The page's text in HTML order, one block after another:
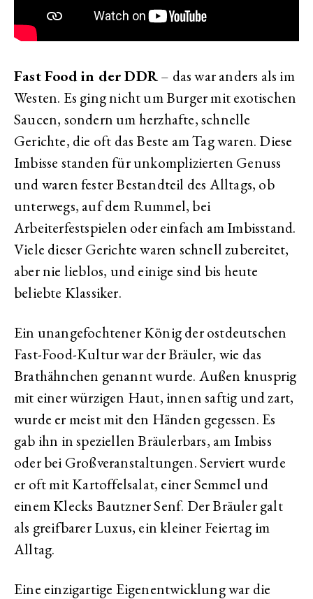
Fast Food in der DDR– das war anders als im
Westen. Es ging nicht um Burger mit exotischen
Saucen, sondern um herzhafte, schnelle
Gerichte, die oft das Beste am Tag waren. Diese
Imbisse standen für unkomplizierten Genuss
und waren fester Bestandteil des Alltags, ob
unterwegs, auf dem Rummel, bei
Arbeiterfestspielen oder einfach am Imbisstand.
Viele dieser Gerichte waren schnell zubereitet,
aber nie lieblos, und einige sind bis heute
beliebte Klassiker.
Ein unangefochtener König der ostdeutschen
Fast-Food-Kultur war der Bräuler, wie das
Brathähnchen genannt wurde. Außen knusprig
mit einer würzigen Haut, innen saftig und zart,
wurde er meist mit den Händen gegessen. Es
gab ihn in speziellen Bräulerbars, am Imbiss
oder bei Großveranstaltungen. Serviert wurde
er oft mit Kartoffelsalat, einer Semmel und
einem Klecks Bautzner Senf. Der Bräuler galt
als greifbarer Luxus, ein kleiner Feiertag im
Alltag.
Eine einzigartige Eigenentwicklung war die